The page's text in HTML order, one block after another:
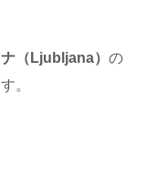
（Ljubljana） の
。